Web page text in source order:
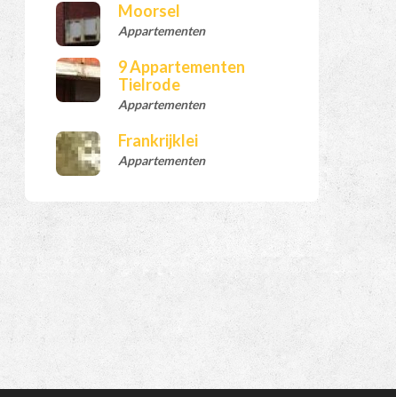
Moorsel
Appartementen
9 Appartementen
Tielrode
Appartementen
Frankrijklei
Appartementen